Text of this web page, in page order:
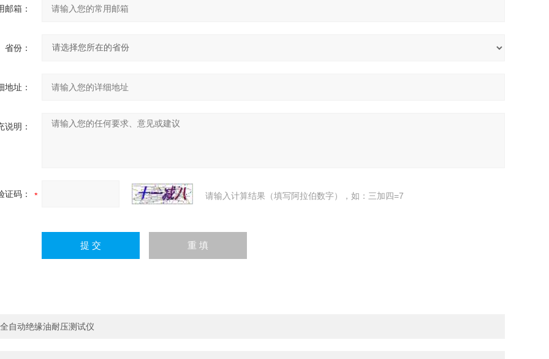
邮箱：
省份：
地址：
说明：
证码： 请输入计算结果（填写阿拉伯数字），如：三加四=7
全自动绝缘油耐压测试仪